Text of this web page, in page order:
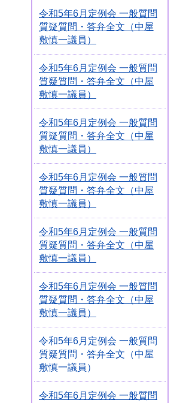
令和5年6月定例会 一般質問
質疑質問・答弁全文（中屋
敷慎一議員）
令和5年6月定例会 一般質問
質疑質問・答弁全文（中屋
敷慎一議員）
令和5年6月定例会 一般質問
質疑質問・答弁全文（中屋
敷慎一議員）
令和5年6月定例会 一般質問
質疑質問・答弁全文（中屋
敷慎一議員）
令和5年6月定例会 一般質問
質疑質問・答弁全文（中屋
敷慎一議員）
令和5年6月定例会 一般質問
質疑質問・答弁全文（中屋
敷慎一議員）
令和5年6月定例会 一般質問
質疑質問・答弁全文（中屋
敷慎一議員）
令和5年6月定例会 一般質問